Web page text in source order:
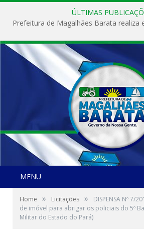
ÚLTIMAS
MENU
Home » Licitações »
DISPENSA Nº 7/
de imóvel para abrigar os policiais do 5º
Militar do Estado do Pará)